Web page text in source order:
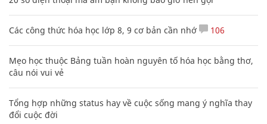
Các công thức hóa học lớp 8, 9 cơ bản cần nhớ 106
Mẹo học thuộc Bảng tuần hoàn nguyên tố hóa học bằng thơ,
câu nói vui vẻ
Tổng hợp những status hay về cuộc sống mang ý nghĩa thay
đổi cuộc đời